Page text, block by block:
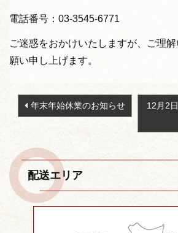
電話番号：03-3545-6771
ご迷惑をおかけいたしますが、ご理
願い申し上げます。
投
稿
ビ
ゲ
ー
シ
年末年始休業のお知らせ
12月2
配送エリア